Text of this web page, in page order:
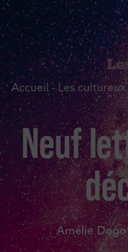
Accueil-Les cultureux
Neuf
Amélie